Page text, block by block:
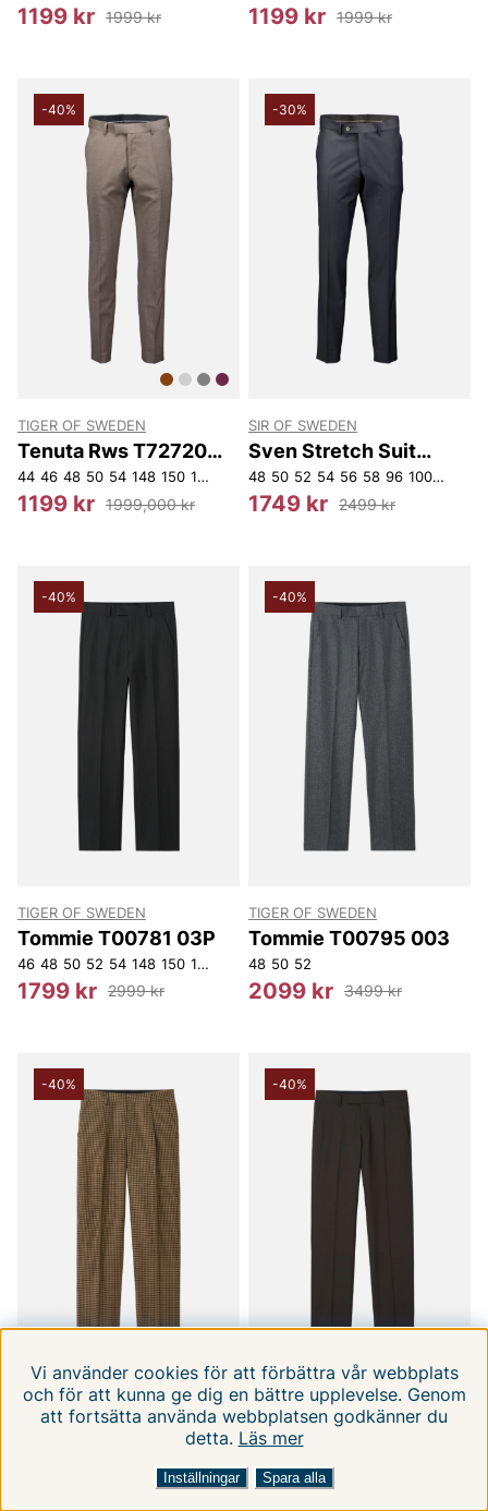
FILTRERA EFTER SORTERA EFTER:
1199 kr 1999 kr 1199 kr 1999 kr
-40%
TIGER OF SWEDEN
Tenuta Rws T72720
193
44 46 48 50 54 148 150 152
1199 kr 1999,000 kr
-30%
SIR OF SWEDEN
Sven Stretch Suit
Trousers
48 50 52 54 56 58 96 100 104
1749 kr 2499 kr
-40%
TIGER OF SWEDEN
Tommie T00781 03P
46 48 50 52 54 148 150 152
1799 kr 2999 kr
-40%
TIGER OF SWEDEN
Tommie T00795 003
48 50 52
2099 kr 3499 kr
-40%
TIGER OF SWEDEN
Todne T00802 112
3999 kr
-40%
TIGER OF SWEDEN
Tenuta T70699 1X9
46 50 48
899 kr
Vi använder cookies för att förbättra vår webbplats
och för att kunna ge dig en bättre upplevelse. Genom
att fortsätta använda webbplatsen godkänner du
detta. Läs mer
Inställningar Spara alla